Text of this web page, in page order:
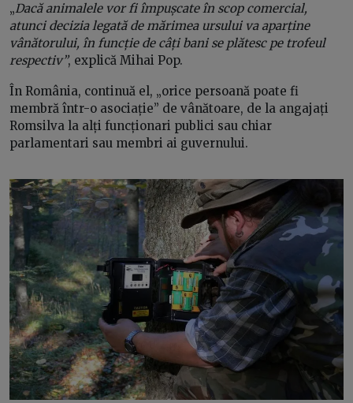
„Dacă animalele vor fi împușcate în scop comercial,
atunci decizia legată de mărimea ursului va aparține
vânătorului, în funcție de câți bani se plătesc pe trofeul
respectiv”, explică Mihai Pop.
În România, continuă el, „orice persoană poate fi
membră într-o asociație” de vânătoare, de la angajați
Romsilva la alți funcționari publici sau chiar
parlamentari sau membri ai guvernului.